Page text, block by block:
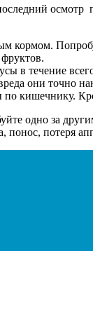
кормом.
в течение
они точно
кишечнику.
одно за
потеря